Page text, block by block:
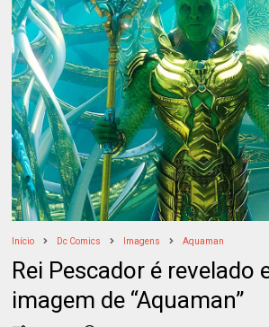
Início Dc Comics Imagens Aquaman
Rei Pescador é revelado
imagem de “Aquaman”